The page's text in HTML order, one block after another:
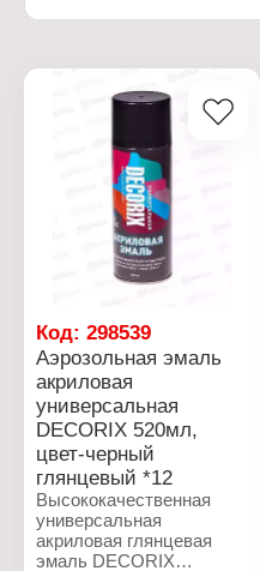
Код: 298539
Аэрозольная эмаль
акриловая
универсальная
DECORIX 520мл,
цвет-черный
глянцевый *12
Высококачественная
универсальная
акриловая глянцевая
эмаль DECORIX